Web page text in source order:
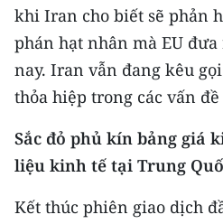
khi Iran cho biết sẽ phản
phán hạt nhân mà EU
nay. Iran vẫn đang kêu
thỏa hiệp trong các vấn
Sắc đỏ phủ kín bảng giá
liệu kinh tế tại Trung
Kết thúc phiên giao dịch